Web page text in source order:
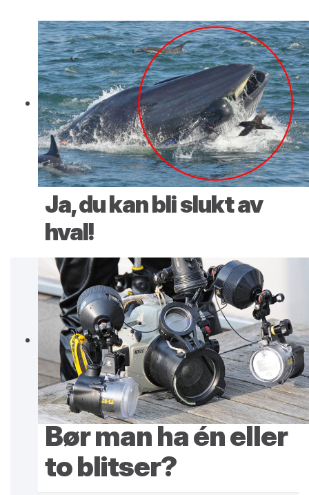
Ja, du kan bli slukt av
hval!
Bør man ha én eller
to blitser?